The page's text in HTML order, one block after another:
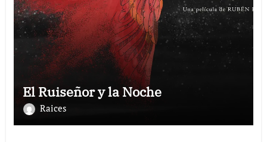
El Ruiseñor y la Noche
Raices